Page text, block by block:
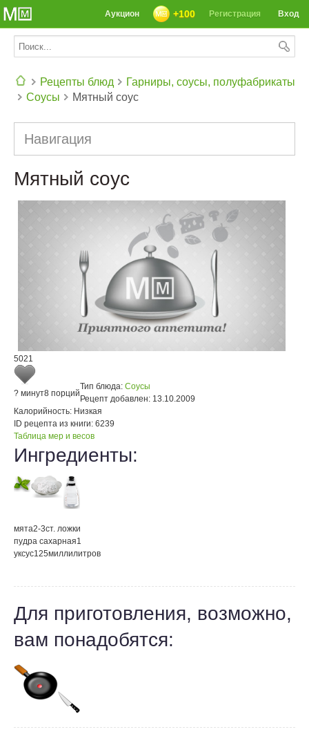
Вход
Регистрация
+100
Аукцион
Рецепты блюд
Гарниры, соусы, полуфабрикаты
Соусы
Мятный соус
Навигация
Мятный соус
5021
? минут8 порций
Тип блюда: Соусы
Рецепт добавлен: 13.10.2009
Калорийность: Низкая
ID рецепта из книги: 6239
Таблица мер и весов
Ингредиенты:
мята2-3ст. ложки
пудра сахарная1
уксус125миллилитров
Для приготовления, возможно,
вам понадобятся: